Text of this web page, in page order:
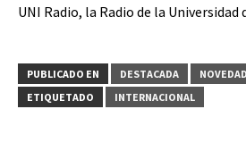
UNI Radio, la Radio de la Universidad
PUBLICADO EN DESTACADA
ETIQUETADO
INTERNACIONAL